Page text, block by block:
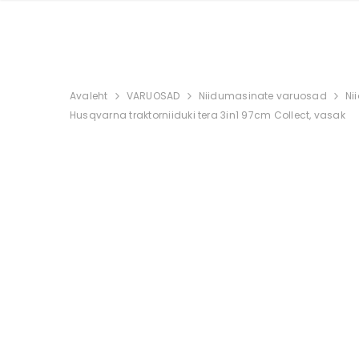
Avaleht VARUOSAD Niidumasinate varuosad
Husqvarna traktorniiduki tera 3in1 97cm Collect, vasak